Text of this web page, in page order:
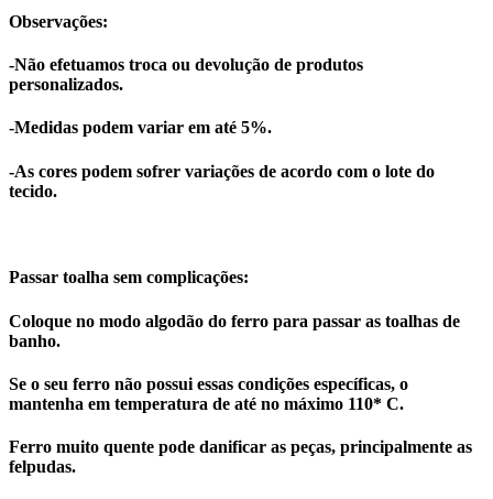
Observações:
-Não efetuamos troca ou devolução de produtos
personalizados.
-Medidas podem variar em até 5%.
-As cores podem sofrer variações de acordo com o lote do
tecido.
Passar toalha sem complicações:
Coloque no modo algodão do ferro para passar as toalhas de
banho.
Se o seu ferro não possui essas condições específicas, o
mantenha em temperatura de até no máximo 110* C.
Ferro muito quente pode danificar as peças, principalmente as
felpudas.